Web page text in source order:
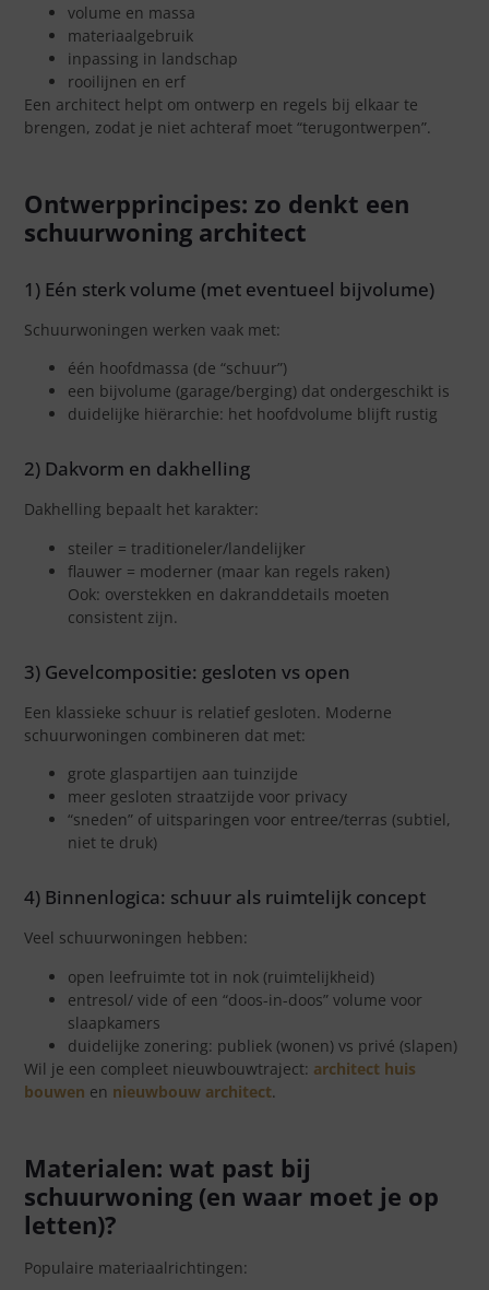
volume en massa
materiaalgebruik
inpassing in landschap
rooilijnen en erf
Een architect helpt om ontwerp en regels bij elkaar te
brengen, zodat je niet achteraf moet “terugontwerpen”.
Ontwerpprincipes: zo denkt een
schuurwoning architect
1) Eén sterk volume (met eventueel bijvolume)
Schuurwoningen werken vaak met:
één hoofdmassa (de “schuur”)
een bijvolume (garage/berging) dat ondergeschikt is
duidelijke hiërarchie: het hoofdvolume blijft rustig
2) Dakvorm en dakhelling
Dakhelling bepaalt het karakter:
steiler = traditioneler/landelijker
flauwer = moderner (maar kan regels raken)
Ook: overstekken en dakranddetails moeten
consistent zijn.
3) Gevelcompositie: gesloten vs open
Een klassieke schuur is relatief gesloten. Moderne
schuurwoningen combineren dat met:
grote glaspartijen aan tuinzijde
meer gesloten straatzijde voor privacy
“sneden” of uitsparingen voor entree/terras (subtiel,
niet te druk)
4) Binnenlogica: schuur als ruimtelijk concept
Veel schuurwoningen hebben:
open leefruimte tot in nok (ruimtelijkheid)
entresol/ vide of een “doos-in-doos” volume voor
slaapkamers
duidelijke zonering: publiek (wonen) vs privé (slapen)
Wil je een compleet nieuwbouwtraject: architect huis
bouwen en nieuwbouw architect.
Materialen: wat past bij
schuurwoning (en waar moet je op
letten)?
Populaire materiaalrichtingen: